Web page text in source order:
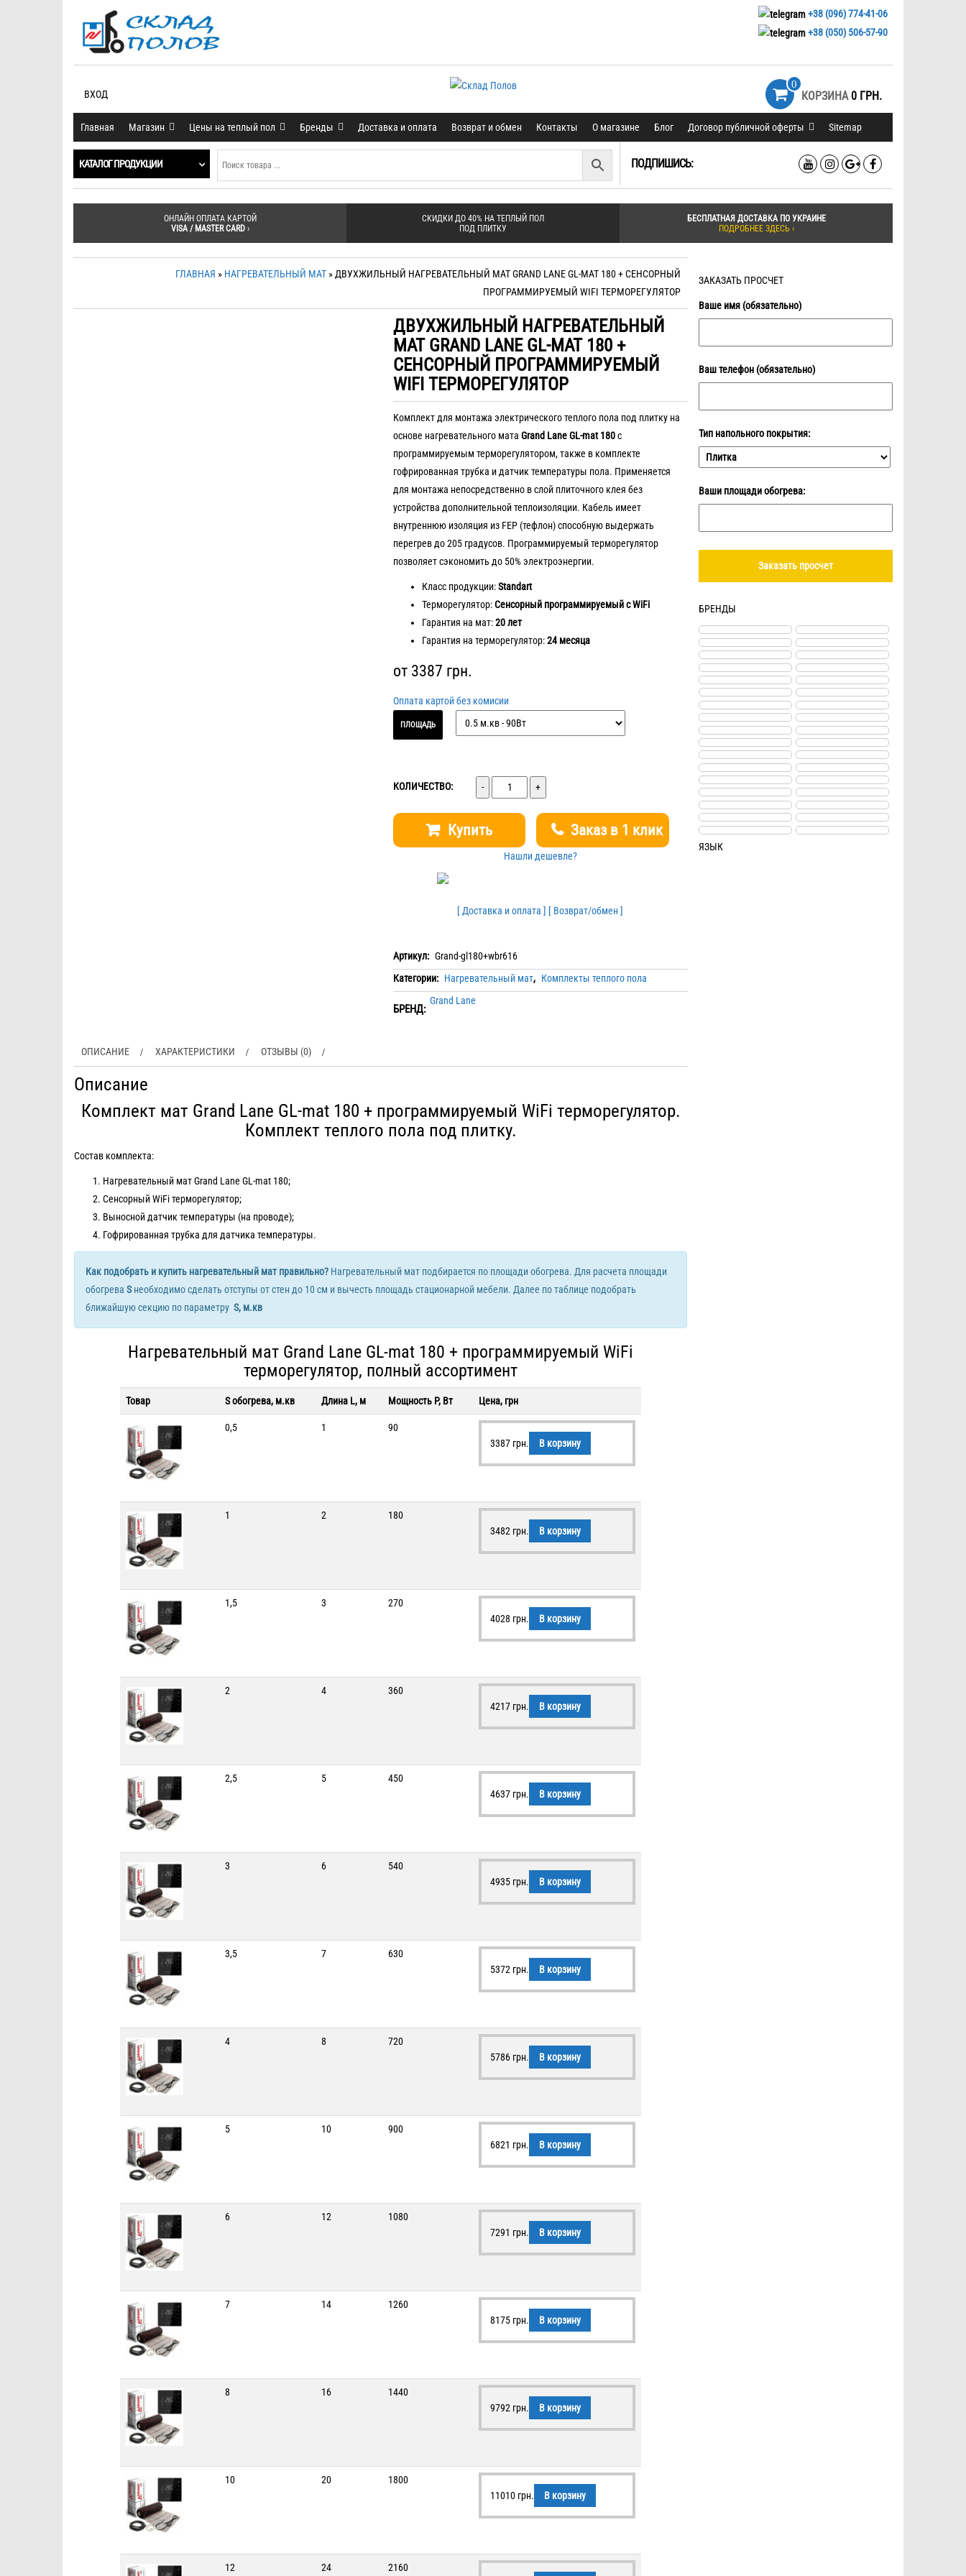
+38 (096) 774-41-06
+38 (050) 506-57-90
ВХОД
0
КОРЗИНА 0 ГРН.
Главная Магазин Цены на теплый пол Бренды Доставка и оплата Возврат и обмен Контакты О магазине Блог Договор публичной оферты Sitemap
КАТАЛОГ ПРОДУКЦИИ ПОДПИШИСЬ:
ОНЛАЙН ОПЛАТА КАРТОЙ
VISA / MASTER CARD›
СКИДКИ ДО 40% НА ТЕПЛЫЙ ПОЛ
ПОД ПЛИТКУ
БЕСПЛАТНАЯ ДОСТАВКА ПО УКРАИНЕ
ПОДРОБНЕЕ ЗДЕСЬ ›
ГЛАВНАЯ » НАГРЕВАТЕЛЬНЫЙ МАТ » ДВУХЖИЛЬНЫЙ НАГРЕВАТЕЛЬНЫЙ МАТ GRAND LANE GL-MAT 180 + СЕНСОРНЫЙ
ПРОГРАММИРУЕМЫЙ WIFI ТЕРМОРЕГУЛЯТОР
ДВУХЖИЛЬНЫЙ НАГРЕВАТЕЛЬНЫЙ
МАТ GRAND LANE GL-MAT 180 +
СЕНСОРНЫЙ ПРОГРАММИРУЕМЫЙ
WIFI ТЕРМОРЕГУЛЯТОР
Комплект для монтажа электрического теплого пола под плитку на
основе нагревательного мата Grand Lane GL-mat 180с
программируемым терморегулятором, также в комплекте
гофрированная трубка и датчик температуры пола. Применяется
для монтажа непосредственно в слой плиточного клея без
устройства дополнительной теплоизоляции. Кабель имеет
внутреннюю изоляция из FEP (тефлон) способную выдержать
перегрев до 205 градусов. Программируемый терморегулятор
позволяет сэкономить до 50% электроэнергии.
Класс продукции:Standart
Терморегулятор:Сенсорный программируемый с WiFi
Гарантия на мат:20 лет
Гарантия на терморегулятор:24 месяца
от 3387 грн.
Оплата картой без комисии
ПЛОЩАДЬ
КОЛИЧЕСТВО: Количество
Купить Заказ в 1 клик
Нашли дешевле?
[ Доставка и оплата ] [ Возврат/обмен ]
Артикул: Grand-gl180+wbr616
Категории: Нагревательный мат, Комплекты теплого пола
БРЕНД:
Grand Lane
ОПИСАНИЕ ХАРАКТЕРИСТИКИ ОТЗЫВЫ (0)
Описание
Комплект мат Grand Lane GL-mat 180 + программируемый WiFi терморегулятор.
Комплект теплого пола под плитку.
Состав комплекта:
Нагревательный мат Grand Lane GL-mat 180;
Сенсорный WiFi терморегулятор;
Выносной датчик температуры (на проводе);
Гофрированная трубка для датчика температуры.
Как подобрать и купить нагревательный мат правильно? Нагревательный мат подбирается по площади обогрева. Для расчета площади
обогрева Sнеобходимо сделать отступы от стен до 10 см и вычесть площадь стационарной мебели. Далее по таблице подобрать
ближайшую секцию по параметру S, м.кв
Нагревательный мат Grand Lane GL-mat 180 + программируемый WiFi
терморегулятор, полный ассортимент
Товар S обогрева, м.кв Длина L, м Мощность P, Вт Цена, грн
0,5 1
90
3387 грн. В корзину
1 2
180
3482 грн. В корзину
1,5 3
270
4028 грн. В корзину
2 4
360
4217 грн. В корзину
2,5 5
450
4637 грн. В корзину
3 6
540
4935 грн. В корзину
3,5 7
630
5372 грн. В корзину
4 8
720
5786 грн. В корзину
5 10
900
6821 грн. В корзину
6 12
1080
7291 грн. В корзину
7 14
1260
8175 грн. В корзину
8 16
1440
9792 грн. В корзину
10 20
1800
11010 грн. В корзину
12 24 2160
ЗАКАЗАТЬ ПРОСЧЕТ
Ваше имя (обязательно)
Ваш телефон (обязательно)
Тип напольного покрытия:
Ваши площади обогрева:
БРЕНДЫ
ЯЗЫК